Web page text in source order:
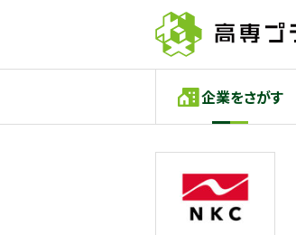
企業をさがす